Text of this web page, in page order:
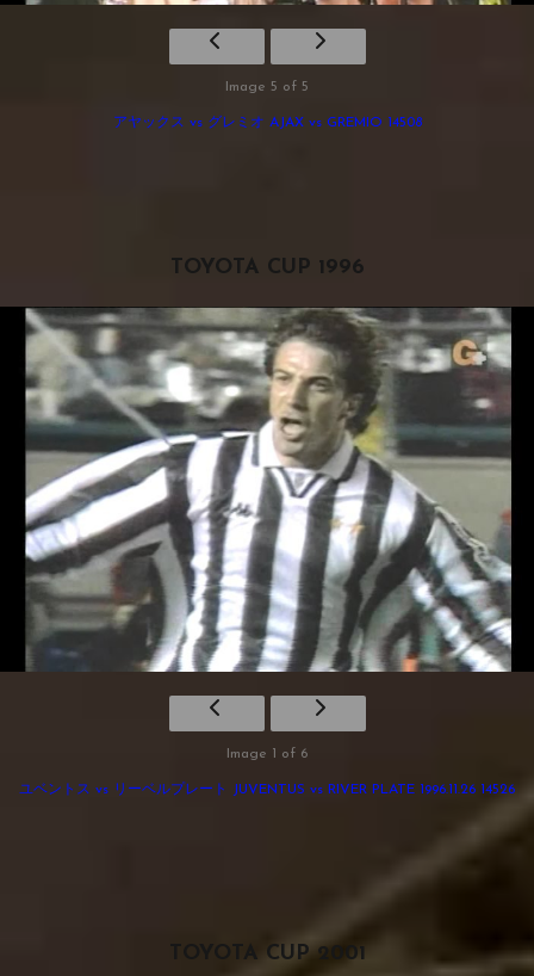
Image 5 of 5
アヤックス vs グレミオ AJAX vs GREMIO 14508
TOYOTA CUP 1996
Image 1 of 6
ユベントス vs リーベルプレート JUVENTUS vs RIVER PLATE 1996.11.26 14526
TOYOTA CUP 2001